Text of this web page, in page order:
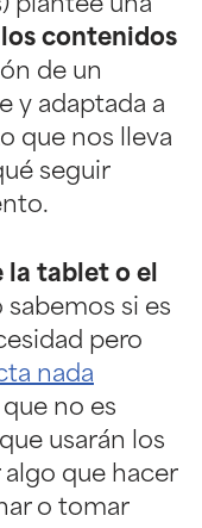
plantee una
contenidos
de un
y adaptada a
que nos lleva
seguir
la tablet o el
sabemos si es
pero
nada
que no es
usarán los
que hacer
o tomar